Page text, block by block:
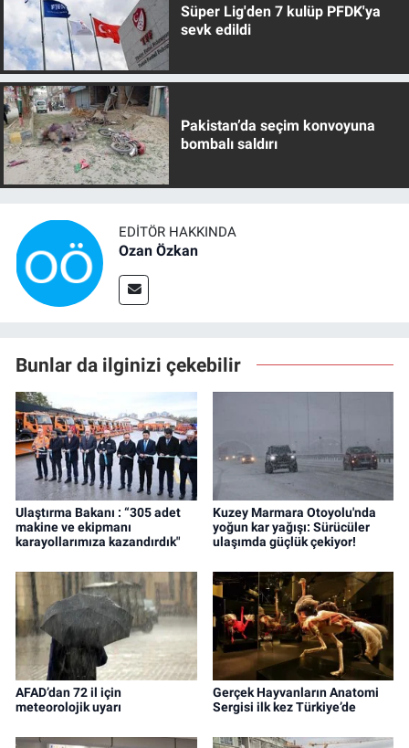
Süper Lig'den 7 kulüp PFDK'ya
sevk edildi
Pakistan’da seçim konvoyuna
bombalı saldırı
EDITÖR HAKKINDA
Ozan Özkan
Bunlar da ilginizi çekebilir
Ulaştırma Bakanı : “305 adet
makine ve ekipmanı
karayollarımıza kazandırdık"
Kuzey Marmara Otoyolu'nda
yoğun kar yağışı: Sürücüler
ulaşımda güçlük çekiyor!
AFAD’dan 72 il için
meteorolojik uyarı
Gerçek Hayvanların Anatomi
Sergisi ilk kez Türkiye’de